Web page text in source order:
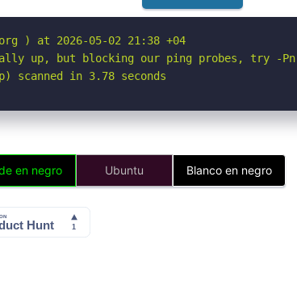
) at 2026-05-02 21:38 +04
up, but blocking our ping probes, try -Pn
scanned in 3.78 seconds
en negro Ubuntu Blanco en negro